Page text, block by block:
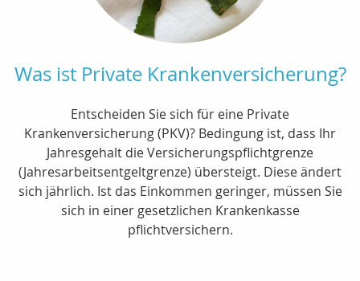
Was ist Private Krankenversicherung?
Entscheiden Sie sich für eine Private
Krankenversicherung (PKV)? Bedingung ist, dass Ihr
Jahresgehalt die Versicherungspflichtgrenze
(Jahresarbeitsentgeltgrenze) übersteigt. Diese ändert
sich jährlich. Ist das Einkommen geringer, müssen Sie
sich in einer gesetzlichen Krankenkasse
pflichtversichern.